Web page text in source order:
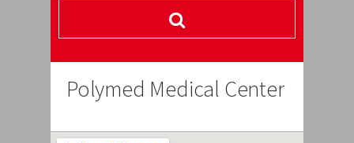
Polymed Medical Center